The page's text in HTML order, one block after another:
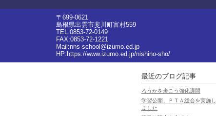
〒699-0621
島根県出雲市斐川町富村559
TEL:0853-72-0149
FAX:0853-72-1221
Mail:nns-school@izumo.ed.jp
HP: https://www.izumo.ed.jp/nishino-sho/
最近のブログ記事
ろうかを歩こう強化週間
学習公開、ＰＴＡ総会を実施し
ました